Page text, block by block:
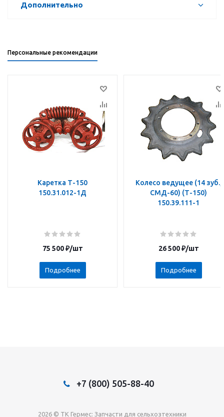
Дополнительно
Персональные рекомендации
Каретка Т-150
150.31.012-1Д
75 500₽/шт
Подробнее
Колесо ведущее (14 зуб.,
СМД-60) (Т-150)
150.39.111-1
26 500₽/шт
Подробнее
+7 (800) 505-88-40
2026 © TK Гермес: Запчасти для сельхозтехники